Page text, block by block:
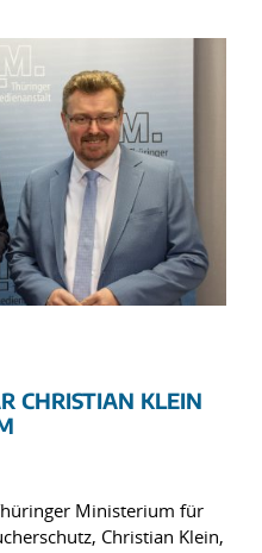
CHRISTIAN KLEIN
Ministerium für
Christian Klein,